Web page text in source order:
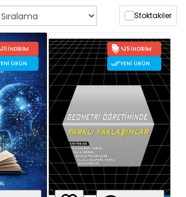
Stoktakiler
İNDIRIM
ÜRÜN
%15 İNDIRIM
YENI ÜRÜN